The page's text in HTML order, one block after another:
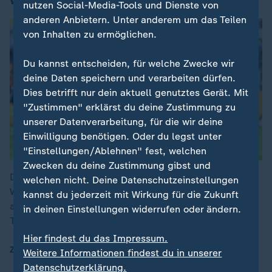
Die deutsche Nationalmannschaft ist nach dem frühen
WM-Ausscheiden in der FIFA-Weltrangliste
abgerutscht. Spanien stürzt dagegen Argentinien vom
Thron.
Zum Beitrag
nutzen Social-Media-Tools und Dienste von
anderen Anbietern. Unter anderem um das Teilen
von Inhalten zu ermöglichen.
Du kannst entscheiden, für welche Zwecke wir
deine Daten speichern und verarbeiten dürfen.
Dies betrifft nur dein aktuell genutztes Gerät. Mit
"Zustimmen" erklärst du deine Zustimmung zu
unserer Datenverarbeitung, für die wir deine
Einwilligung benötigen. Oder du legst unter
"Einstellungen/Ablehnen" fest, welchen
Zwecken du deine Zustimmung gibst und
welchen nicht. Deine Datenschutzeinstellungen
kannst du jederzeit mit Wirkung für die Zukunft
in deinen Einstellungen widerrufen oder ändern.
Hier findest du das Impressum.
Weitere Informationen findest du in unserer
Datenschutzerklärung.